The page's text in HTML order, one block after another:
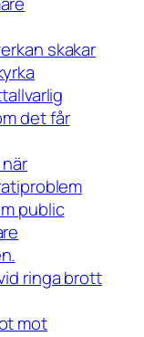
skakar
det får
public
ringa brott
mot